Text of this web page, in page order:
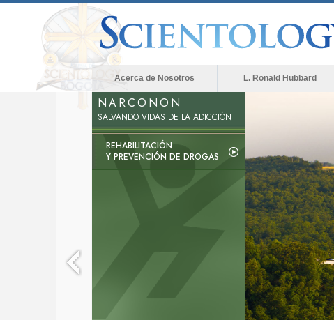
Acerca de Nosotros L. Ronald Hubbard
NARCONON
SALVANDO VIDAS DE LA ADICCIÓN
REHABILITACIÓN
Y PREVENCIÓN DE DROGAS